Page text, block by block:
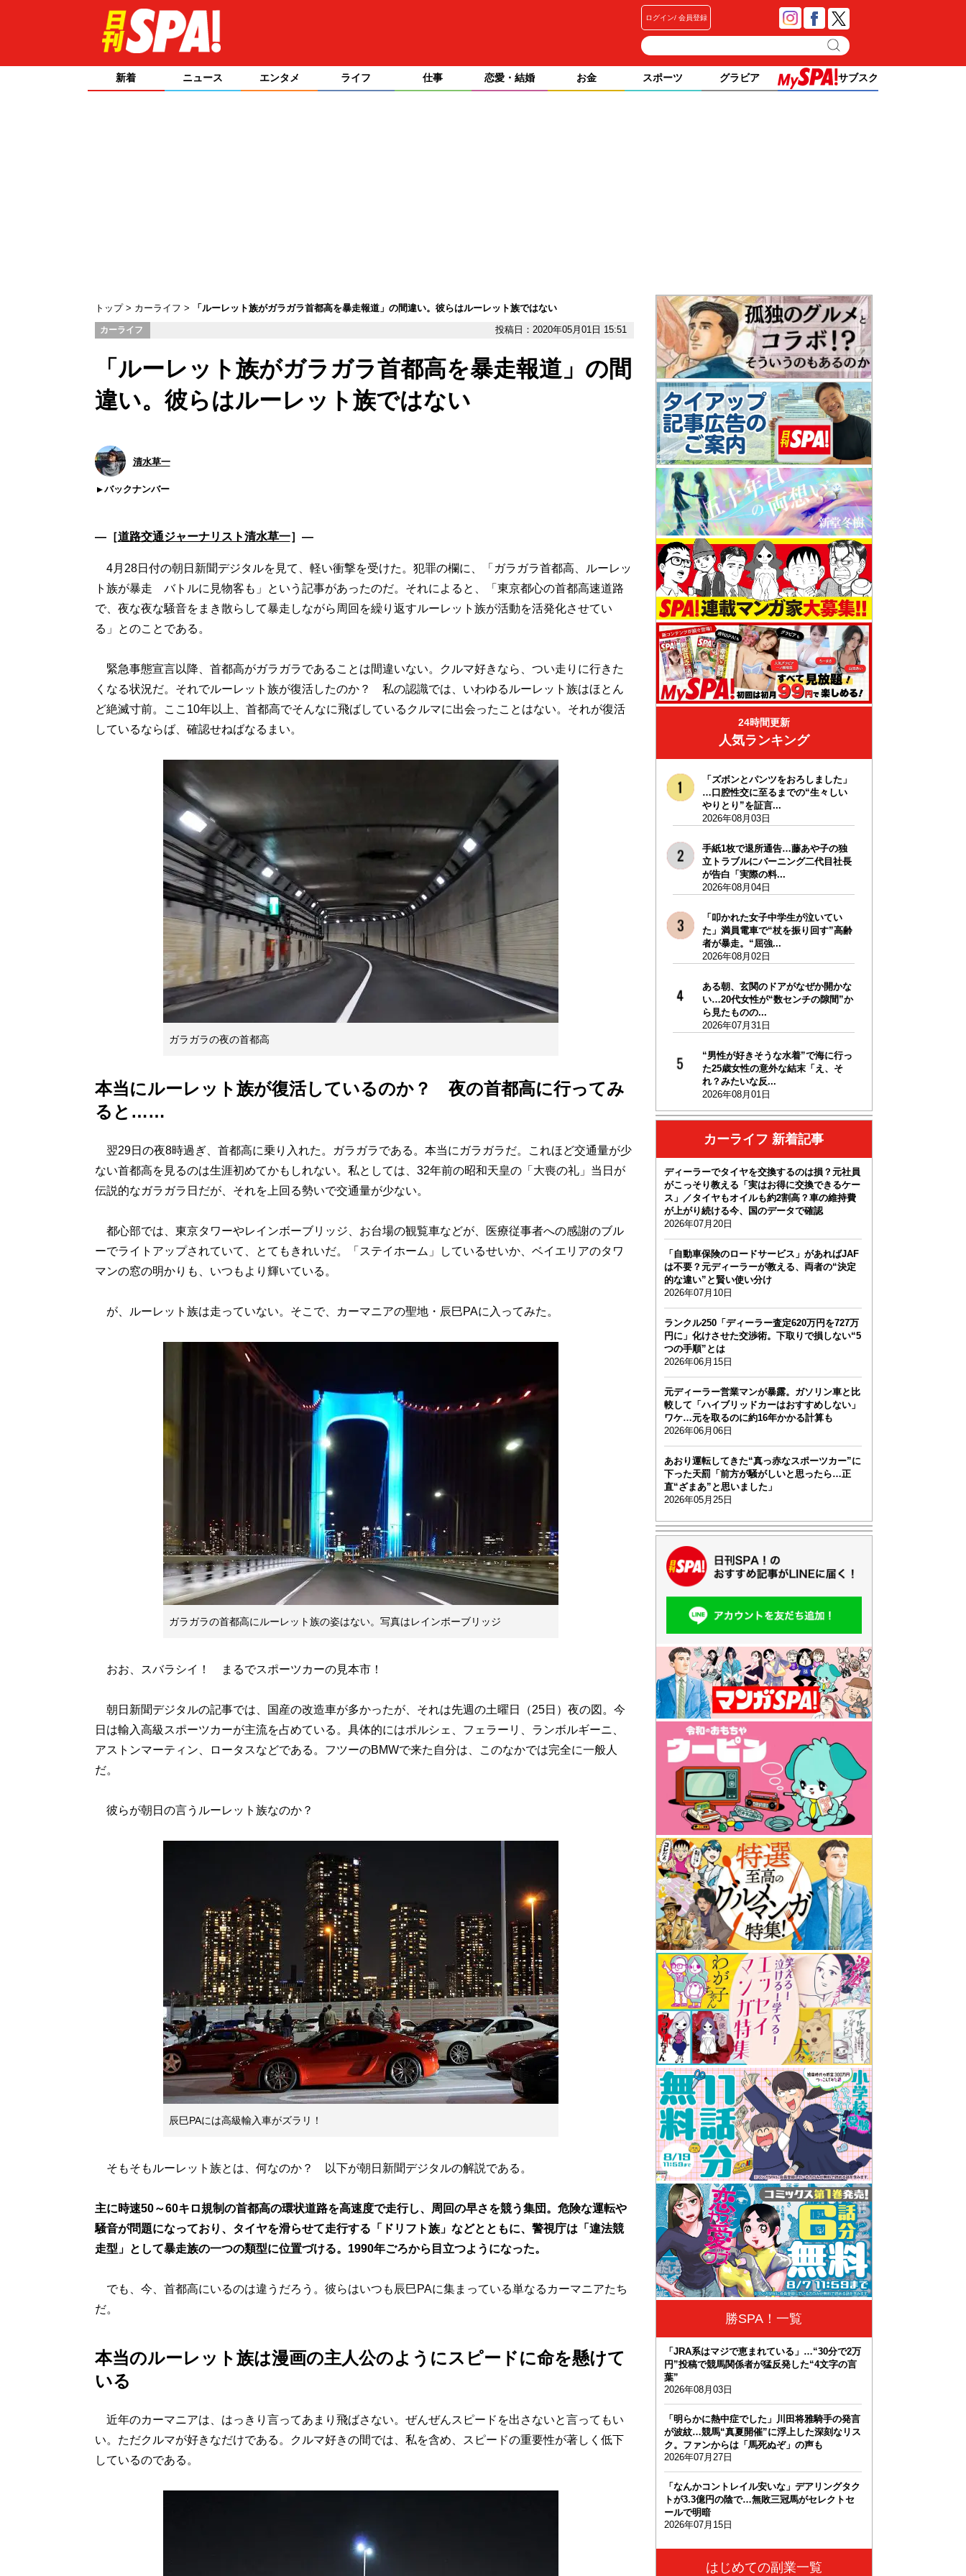
ログイン 会員登録
新着 ニュース エンタメ ライフ 仕事 恋愛・結婚 お金 スポーツ グラビア サブスク
トップ カーライフ 「ルーレット族がガラガラ首都高を暴走報道」の間違い。彼らはルーレット族ではない
カーライフ 投稿日：2020年05月01日 15:51
「ルーレット族がガラガラ首都高を暴走報道」の間
違い。彼らはルーレット族ではない
清水草一
バックナンバー
―［道路交通ジャーナリスト清水草一］―
4月28日付の朝日新聞デジタルを見て、軽い衝撃を受けた。犯罪の欄に、「ガラガラ首都高、ルーレッ
ト族が暴走 バトルに見物客も」という記事があったのだ。それによると、「東京都心の首都高速道路
で、夜な夜な騒音をまき散らして暴走しながら周回を繰り返すルーレット族が活動を活発化させてい
る」とのことである。
緊急事態宣言以降、首都高がガラガラであることは間違いない。クルマ好きなら、つい走りに行きた
くなる状況だ。それでルーレット族が復活したのか？ 私の認識では、いわゆるルーレット族はほとん
ど絶滅寸前。ここ10年以上、首都高でそんなに飛ばしているクルマに出会ったことはない。それが復活
しているならば、確認せねばなるまい。
ガラガラの夜の首都高
本当にルーレット族が復活しているのか？ 夜の首都高に行ってみ
ると……
翌29日の夜8時過ぎ、首都高に乗り入れた。ガラガラである。本当にガラガラだ。これほど交通量が少
ない首都高を見るのは生涯初めてかもしれない。私としては、32年前の昭和天皇の「大喪の礼」当日が
伝説的なガラガラ日だが、それを上回る勢いで交通量が少ない。
都心部では、東京タワーやレインボーブリッジ、お台場の観覧車などが、医療従事者への感謝のブル
ーでライトアップされていて、とてもきれいだ。「ステイホーム」しているせいか、ベイエリアのタワ
マンの窓の明かりも、いつもより輝いている。
が、ルーレット族は走っていない。そこで、カーマニアの聖地・辰巳PAに入ってみた。
ガラガラの首都高にルーレット族の姿はない。写真はレインボーブリッジ
おお、スバラシイ！ まるでスポーツカーの見本市！
朝日新聞デジタルの記事では、国産の改造車が多かったが、それは先週の土曜日（25日）夜の図。今
日は輸入高級スポーツカーが主流を占めている。具体的にはポルシェ、フェラーリ、ランボルギーニ、
アストンマーティン、ロータスなどである。フツーのBMWで来た自分は、このなかでは完全に一般人
だ。
彼らが朝日の言うルーレット族なのか？
辰巳PAには高級輸入車がズラリ！
そもそもルーレット族とは、何なのか？ 以下が朝日新聞デジタルの解説である。
主に時速50～60キロ規制の首都高の環状道路を高速度で走行し、周回の早さを競う集団。危険な運転や
騒音が問題になっており、タイヤを滑らせて走行する「ドリフト族」などとともに、警視庁は「違法競
走型」として暴走族の一つの類型に位置づける。1990年ごろから目立つようになった。
でも、今、首都高にいるのは違うだろう。彼らはいつも辰巳PAに集まっている単なるカーマニアたち
だ。
本当のルーレット族は漫画の主人公のようにスピードに命を懸けて
いる
近年のカーマニアは、はっきり言ってあまり飛ばさない。ぜんぜんスピードを出さないと言ってもい
い。ただクルマが好きなだけである。クルマ好きの間では、私を含め、スピードの重要性が著しく低下
しているのである。
24時間更新
人気ランキング
「ズボンとパンツをおろしました」
…口腔性交に至るまでの“生々しい
やりとり”を証言...
2026年08月03日
手紙1枚で退所通告…藤あや子の独
立トラブルにバーニング二代目社長
が告白「実際の料...
2026年08月04日
「叩かれた女子中学生が泣いてい
た」満員電車で“杖を振り回す”高齢
者が暴走。“屈強...
2026年08月02日
ある朝、玄関のドアがなぜか開かな
い…20代女性が“数センチの隙間”か
ら見たものの...
2026年07月31日
“男性が好きそうな水着”で海に行っ
た25歳女性の意外な結末「え、そ
れ？みたいな反...
2026年08月01日
カーライフ 新着記事
ディーラーでタイヤを交換するのは損？元社員
がこっそり教える「実はお得に交換できるケー
ス」／タイヤもオイルも約2割高？車の維持費
が上がり続ける今、国のデータで確認
2026年07月20日
「自動車保険のロードサービス」があればJAF
は不要？元ディーラーが教える、両者の“決定
的な違い”と賢い使い分け
2026年07月10日
ランクル250「ディーラー査定620万円を727万
円に」化けさせた交渉術。下取りで損しない“5
つの手順”とは
2026年06月15日
元ディーラー営業マンが暴露。ガソリン車と比
較して「ハイブリッドカーはおすすめしない」
ワケ…元を取るのに約16年かかる計算も
2026年06月06日
あおり運転してきた“真っ赤なスポーツカー”に
下った天罰「前方が騒がしいと思ったら…正
直“ざまあ”と思いました」
2026年05月25日
勝SPA！一覧
「JRA系はマジで恵まれている」…“30分で2万
円”投稿で競馬関係者が猛反発した“4文字の言
葉”
2026年08月03日
「明らかに熱中症でした」川田将雅騎手の発言
が波紋…競馬“真夏開催”に浮上した深刻なリス
ク。ファンからは「馬死ぬぞ」の声も
2026年07月27日
「なんかコントレイル安いな」デアリングタク
トが3.3億円の陰で…無敗三冠馬がセレクトセ
ールで明暗
2026年07月15日
はじめての副業一覧